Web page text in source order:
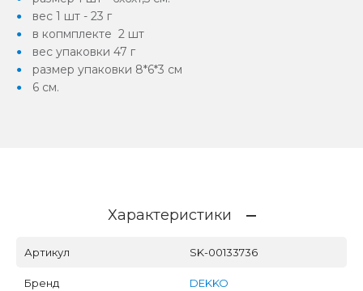
вес 1 шт - 23 г
в копмплекте 2 шт
вес упаковки 47 г
размер упаковки 8*6*3 см
6 см.
Характеристики
Артикул SK-00133736
Бренд DEKKO